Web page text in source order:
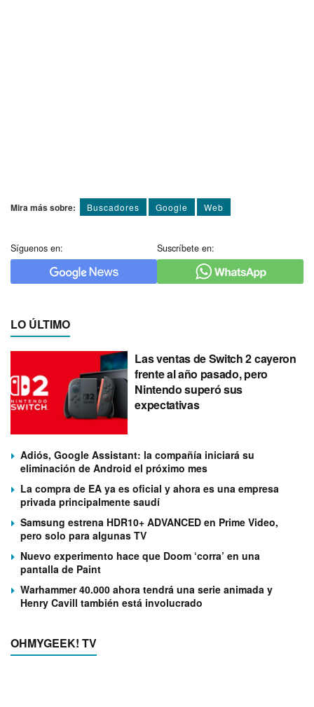
Mira más sobre: Buscadores Google Web
Síguenos en: Suscríbete en:
LO ÚLTIMO
Las ventas de Switch 2 cayeron
frente al año pasado, pero
Nintendo superó sus
expectativas
Adiós, Google Assistant: la compañía iniciará su
eliminación de Android el próximo mes
La compra de EA ya es oficial y ahora es una empresa
privada principalmente saudí
Samsung estrena HDR10+ ADVANCED en Prime Video,
pero solo para algunas TV
Nuevo experimento hace que Doom ‘corra’ en una
pantalla de Paint
Warhammer 40.000 ahora tendrá una serie animada y
Henry Cavill también está involucrado
OHMYGEEK! TV